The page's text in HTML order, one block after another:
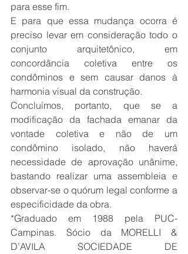
para esse fim.
E para que essa mudança ocorra é
preciso levar em consideração todo o
conjunto arquitetônico, em
concordância coletiva entre os
condôminos e sem causar danos à
harmonia visual da construção.
Concluímos, portanto, que se a
modificação da fachada emanar da
vontade coletiva e não de um
condômino isolado, não haverá
necessidade de aprovação unânime,
bastando realizar uma assembleia e
observar-se o quórum legal conforme a
especificidade da obra.
*Graduado em 1988 pela PUC-
Campinas. Sócio da MORELLI &
D’AVILA SOCIEDADE DE